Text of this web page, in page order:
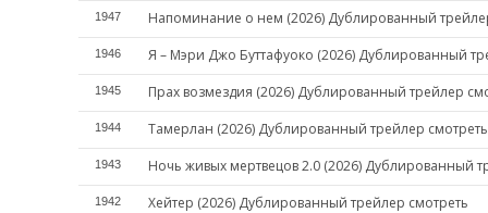
1947 Напоминание о нем (2026) Дублированный
1946 Я – Мэри Джо Буттафуоко (2026) Дублированный
1945 Прах возмездия (2026) Дублированный трейлер
1944 Тамерлан (2026) Дублированный трейлер смотреть
1943 Ночь живых мертвецов 2.0 (2026) Дублированный
1942 Хейтер (2026) Дублированный трейлер смотреть